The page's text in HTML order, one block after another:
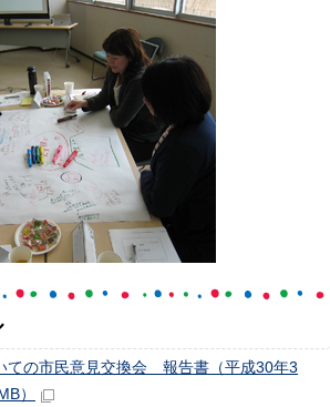
ての市民意見交換会 報告書（平成30年3
）